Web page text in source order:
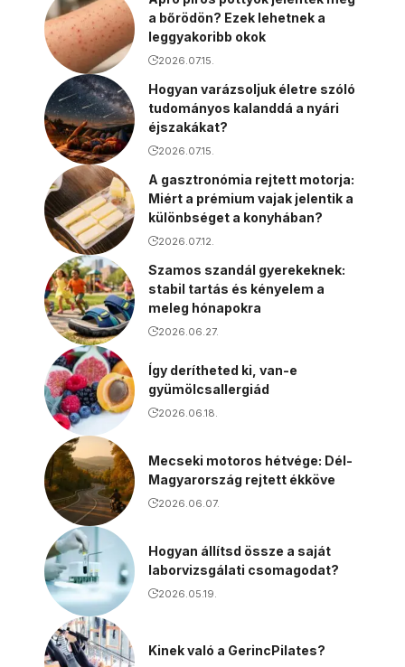
a bőrödön? Ezek lehetnek a
leggyakoribb okok
2026.07.15.
Hogyan varázsoljuk életre szóló
tudományos kalanddá a nyári
éjszakákat?
2026.07.15.
A gasztronómia rejtett motorja:
Miért a prémium vajak jelentik a
különbséget a konyhában?
2026.07.12.
Szamos szandál gyerekeknek:
stabil tartás és kényelem a
meleg hónapokra
2026.06.27.
Így derítheted ki, van-e
gyümölcsallergiád
2026.06.18.
Mecseki motoros hétvége: Dél-
Magyarország rejtett ékköve
2026.06.07.
Hogyan állítsd össze a saját
laborvizsgálati csomagodat?
2026.05.19.
Kinek való a GerincPilates?